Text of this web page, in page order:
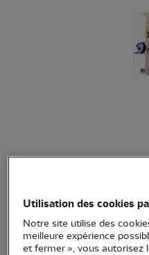
Ornithos
Décembre
(Ref.RV0158)
8,00 € EXCLU WEB
Utilisation des cookies
Notre site utilise des
meilleure expérience
et fermer », vous autorisez